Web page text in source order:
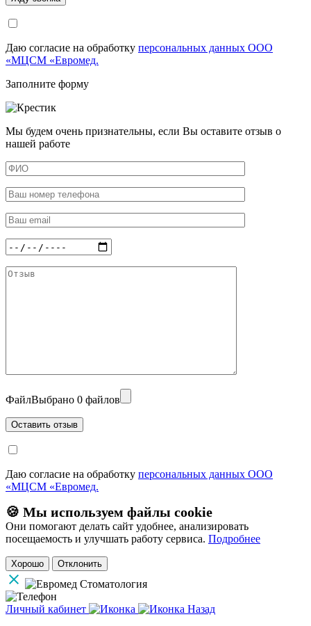
Даю согласие на обработку персональных данных ООО
«МЦСМ «Евромед.
Заполните форму
Мы будем очень признательны, если Вы оставите отзыв о
нашей работе
ФайлВыбрано 0 файлов
Даю согласие на обработку персональных данных ООО
«МЦСМ «Евромед.
🍪 Мы используем файлы cookie
Они помогают делать сайт удобнее, анализировать
посещаемость и улучшать работу сервиса. Подробнее
Хорошо Отклонить
Личный кабинет
Назад